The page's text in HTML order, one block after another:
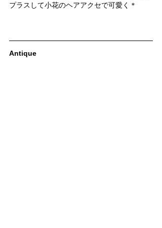
プラスして小花のヘアアクセで可愛く＊
Antique